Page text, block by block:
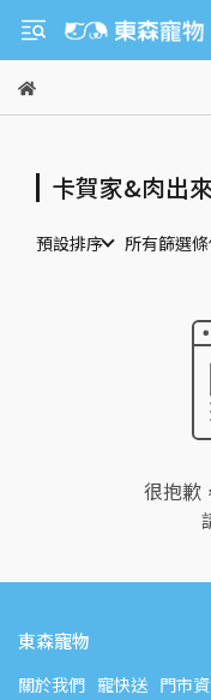
卡賀家&肉出
預設排序 所有篩選
很抱歉
東森寵物
關於我們 寵快送 門市